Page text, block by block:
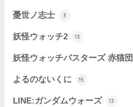
憂世ノ志士 3
妖怪ウォッチ2 13
妖怪ウォッチバスターズ 赤猫団
よるのないくに 15
LINE:ガンダムウォーズ 13